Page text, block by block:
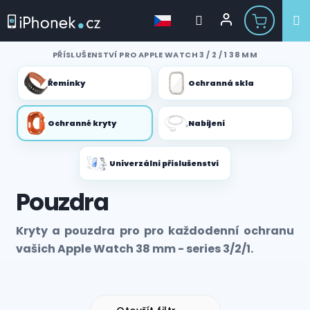
obsah
PŘÍSLUŠENSTVÍ PRO APPLE WATCH 3 / 2 / 1 38 MM
Řemínky Ochranná skla
Ochranné kryty Nabíjení
Univerzální příslušenství
Pouzdra
Kryty a pouzdra pro pro každodenní ochranu
vašich Apple Watch 38 mm - series 3/2/1.